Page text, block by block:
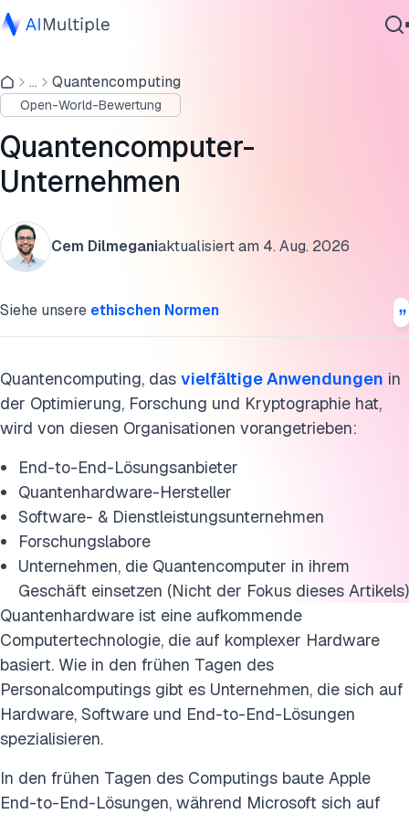
Agentische KI
Cybersicherheit
Daten
Unternehmenssoftware
Dienstleistungen
... Quantencomputing
Open-World-Bewertung
Quantencomputer-
Unternehmen
Cem Dilmeganiaktualisiert am 4. Aug. 2026
Siehe unsere ethischen Normen
Quantencomputing, das vielfältige Anwendungen in
der Optimierung, Forschung und Kryptographie hat,
wird von diesen Organisationen vorangetrieben:
End-to-End-Lösungsanbieter
Quantenhardware-Hersteller
Software- & Dienstleistungsunternehmen
Forschungslabore
Unternehmen, die Quantencomputer in ihrem
Geschäft einsetzen (Nicht der Fokus dieses Artikels)
Quantenhardware ist eine aufkommende
Computertechnologie, die auf komplexer Hardware
basiert. Wie in den frühen Tagen des
Personalcomputings gibt es Unternehmen, die sich auf
Hardware, Software und End-to-End-Lösungen
spezialisieren.
In den frühen Tagen des Computings baute Apple
End-to-End-Lösungen, während Microsoft sich auf
Was sind die verschiedenen Arten von Quantencomputer-
Unternehmen?
Für mehr Quantencomputing
Diese Forschung zitieren